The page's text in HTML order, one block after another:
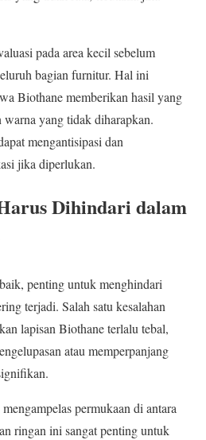
pada area kecil sebelum
bagian furnitur. Hal ini
Biothane memberikan hasil yang
yang tidak diharapkan.
mengantisipasi dan
jika diperlukan.
Dihindari dalam
penting untuk menghindari
terjadi. Salah satu kesalahan
lapisan Biothane terlalu tebal,
atau memperpanjang
permukaan di antara
ringan ini sangat penting untuk